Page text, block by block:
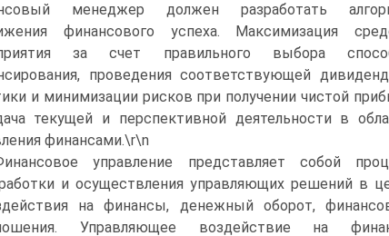
менеджер должен разработать
финансового успеха. Максимизация
за счет правильного выбора
проведения соответствующей
и минимизации рисков при получении чистой
текущей и перспективной деятельности в
финансами.\r\n
управление представляет собой
и осуществления управляющих решений в
на финансы, денежный оборот,
Управляющее воздействие на